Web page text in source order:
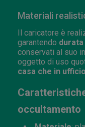
Materiali
Il caricatore è
garantendo
conservati al suo
oggetto di uso
casa che in ufficio
occultamento